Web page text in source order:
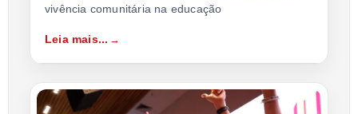
vivência comunitária na educação
Leia mais...